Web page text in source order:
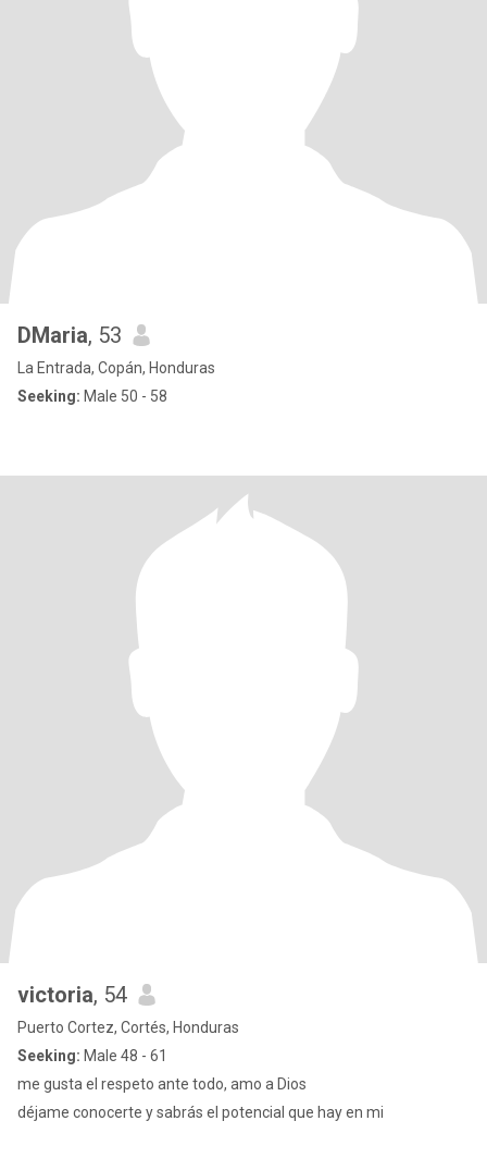
DMaria, 53
La Entrada, Copán, Honduras
Seeking: Male 50 - 58
victoria, 54
Puerto Cortez, Cortés, Honduras
Seeking: Male 48 - 61
me gusta el respeto ante todo, amo a Dios
déjame conocerte y sabrás el potencial que hay en mi